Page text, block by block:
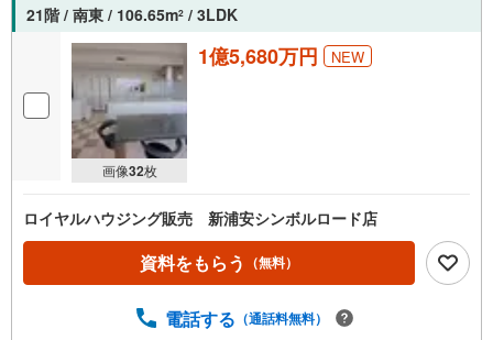
21階 / 南東 / 106.65m2 / 3LDK
画像32枚
1億5,680万円 NEW
ロイヤルハウジング販売 新浦安シンボルロード店
資料をもらう （無料）
電話する （通話料無料）